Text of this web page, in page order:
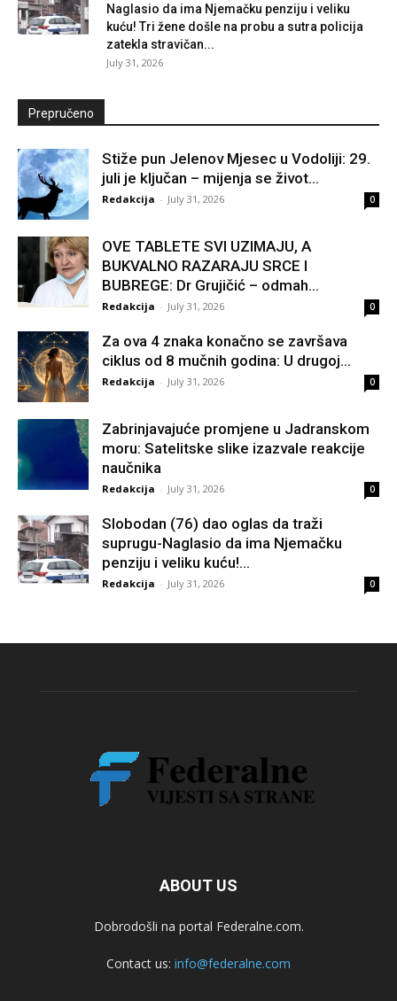
Naglasio da ima Njemačku penziju i veliku
kuću! Tri žene došle na probu a sutra policija
zatekla stravičan...
July 31, 2026
Prepručeno
Stiže pun Jelenov Mjesec u Vodoliji: 29.
juli je ključan – mijenja se život...
Redakcija - July 31, 2026 0
OVE TABLETE SVI UZIMAJU, A
BUKVALNO RAZARAJU SRCE I
BUBREGE: Dr Grujičić – odmah...
Redakcija - July 31, 2026 0
Za ova 4 znaka konačno se završava
ciklus od 8 mučnih godina: U drugoj...
Redakcija - July 31, 2026 0
Zabrinjavajuće promjene u Jadranskom
moru: Satelitske slike izazvale reakcije
naučnika
Redakcija - July 31, 2026 0
Slobodan (76) dao oglas da traži
suprugu-Naglasio da ima Njemačku
penziju i veliku kuću!...
Redakcija - July 31, 2026 0
ABOUT US
Dobrodošli na portal Federalne.com.
Contact us: info@federalne.com